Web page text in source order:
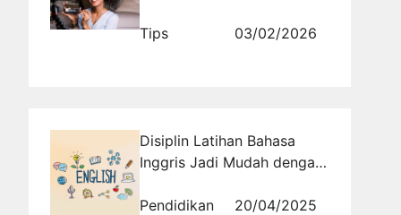
Bikin Kaget
Tips 03/02/2026
Disiplin Latihan Bahasa
Inggris Jadi Mudah dengan
Pendidikan
20/04/2025